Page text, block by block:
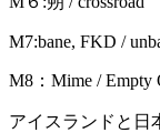
M7:bane, FKD /
M8：Mime / Empty
アイスランドと日